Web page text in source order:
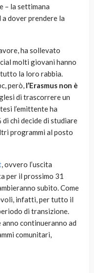
– la settimana
a dover prendere la
ha sollevato
molti giovani hanno
la loro rabbia.
però, l’Erasmus non è
di trascorrere un
l’emittente ha
chi decide di studiare
programmi al posto
, ovvero l’uscita
per il prossimo 31
subito. Come
infatti, per tutto il
di transizione.
continueranno ad
comunitari,